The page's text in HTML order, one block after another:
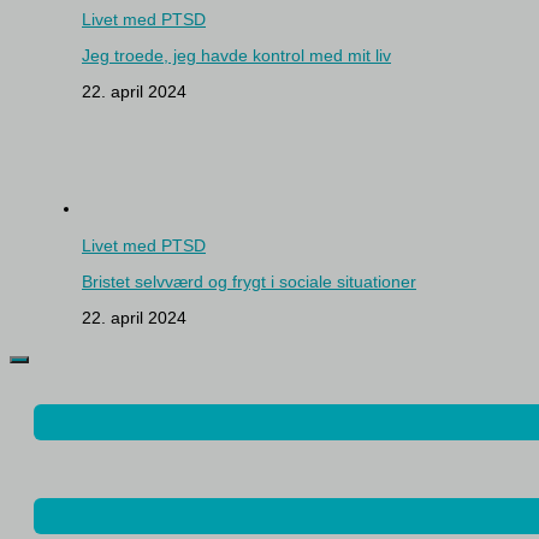
Livet med PTSD
Jeg troede, jeg havde kontrol med mit liv
22. april 2024
Livet med PTSD
Bristet selvværd og frygt i sociale situationer
22. april 2024